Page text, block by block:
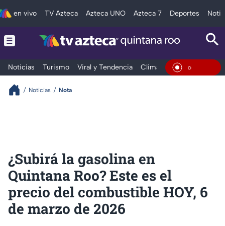
en vivo TV Azteca Azteca UNO Azteca 7 Deportes
Noticias Turismo Viral y Tendencia Clima Tráfico En Vivo
Noticias Nota
¿Subirá la gasolina en
Quintana Roo? Este es el
precio del combustible HOY, 6
de marzo de 2026